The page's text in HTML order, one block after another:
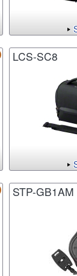
LCS-SC8
STP-GB1AM